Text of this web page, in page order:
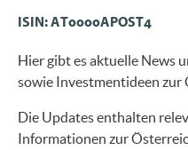
ISIN: AT0000APOST4
Hier gibt es aktuelle News
sowie Investmentideen zur
Die Updates enthalten
Informationen zur